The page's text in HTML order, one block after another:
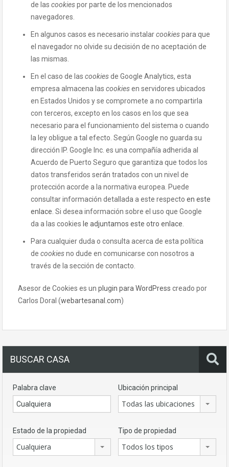
de las cookiespor parte de los mencionados
navegadores.
En algunos casos es necesario instalarcookiespara que
el navegador no olvide su decisión de no aceptación de
las mismas.
En el caso de las cookiesde Google Analytics, esta
empresa almacena las cookiesen servidores ubicados
en Estados Unidos y se compromete a no compartirla
con terceros, excepto en los casos en los que sea
necesario para el funcionamiento del sistema o cuando
la ley obligue a tal efecto. Según Google no guarda su
dirección IP. Google Inc. es una compañía adherida al
Acuerdo de Puerto Seguro que garantiza que todos los
datos transferidos serán tratados con un nivel de
protección acorde a la normativa europea. Puede
consultar información detallada a este respecto en este
enlace . Si desea información sobre el uso que Google
da a las cookies le adjuntamos este otro enlace
Para cualquier duda o consulta acerca de esta política
de cookiesno dude en comunicarse con nosotros a
través de la sección de contacto.
Asesor de Cookies es un plugin para WordPress creado por
Carlos Doral (webartesanal.com)
BUSCAR CASA
Palabra clave Ubicación principal
Todas las ubicaciones
Estado de la propiedad
Cualquiera
Tipo de propiedad
Todos los tipos